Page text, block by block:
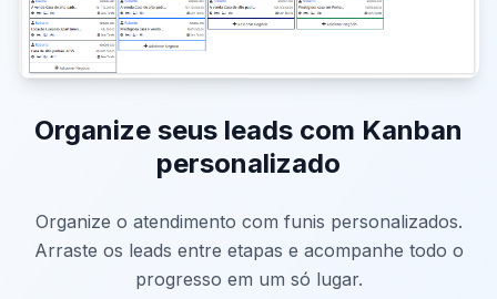
Organize seus leads com Kanban
personalizado
Organize o atendimento com funis personalizados.
Arraste os leads entre etapas e acompanhe todo o
progresso em um só lugar.